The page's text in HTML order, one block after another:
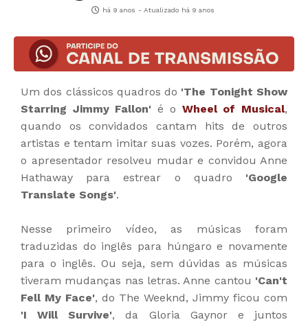
há 9 anos - Atualizado há 9 anos
Um dos clássicos quadros do 'The Tonight Show
Starring Jimmy Fallon' é o Wheel of Musical,
quando os convidados cantam hits de outros
artistas e tentam imitar suas vozes. Porém, agora
o apresentador resolveu mudar e convidou Anne
Hathaway para estrear o quadro 'Google
Translate Songs'.
Nesse primeiro vídeo, as músicas foram
traduzidas do inglês para húngaro e novamente
para o inglês. Ou seja, sem dúvidas as músicas
tiveram mudanças nas letras. Anne cantou 'Can't
Fell My Face', do The Weeknd, Jimmy ficou com
'I Will Survive', da Gloria Gaynor e juntos